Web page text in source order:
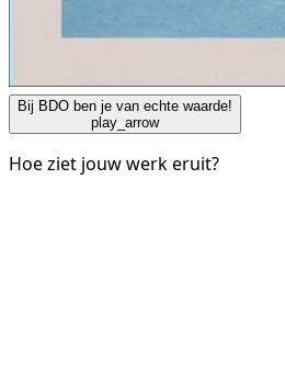
Bij BDO ben je van echte waarde!
play_arrow
Hoe ziet jouw werk eruit?